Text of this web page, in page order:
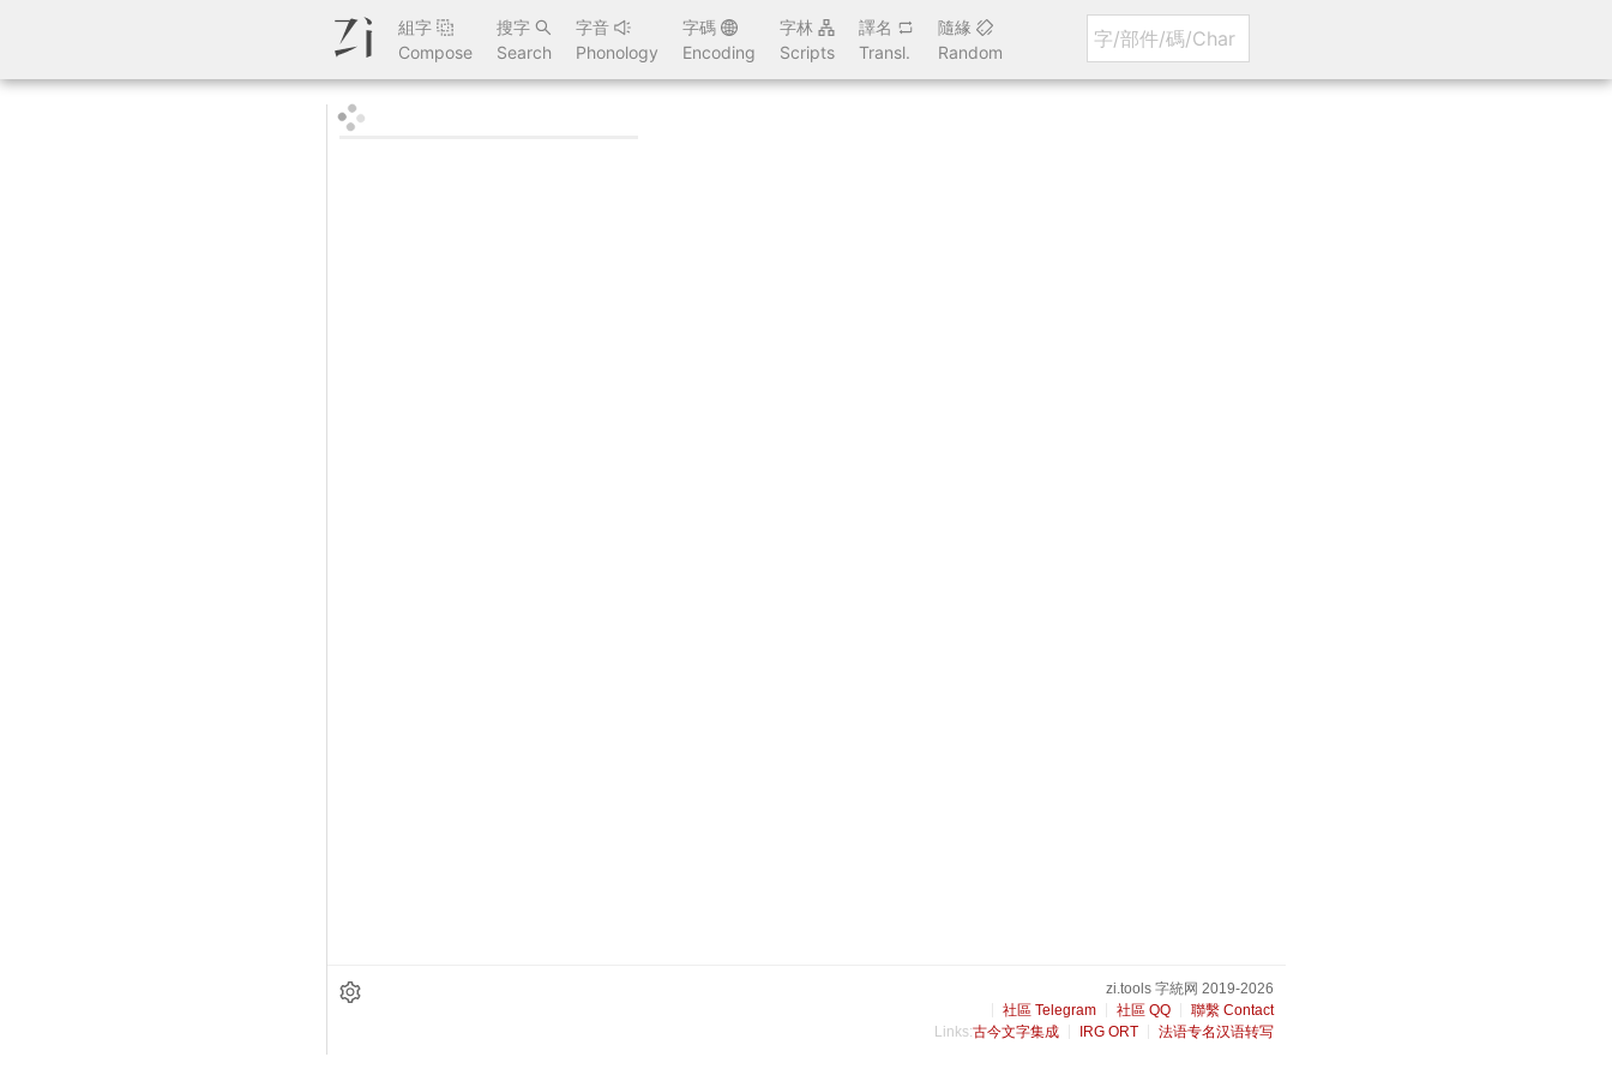
組字
Compose
搜字
Search
字音
Phonology
字碼
Encoding
字林
Scripts
譯名
Transl.
隨緣
Random
zi.tools 字統网 2019-2026
社區 Telegram
社區 QQ
聯繫 Contact
Links:古今文字集成 IRG ORT 法语专名汉语转写